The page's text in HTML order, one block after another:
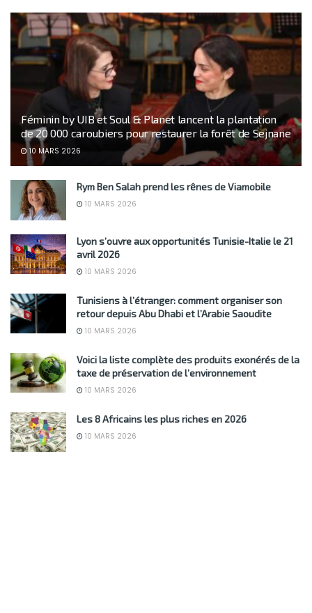
Féminin by UIB et Soul & Planet lancent la plantation
de 20 000 caroubiers pour restaurer la forêt de Sejnane
10 MARS 2026
Rym Ben Salah prend les rênes de Viamobile
10 MARS 2026
Lyon s’ouvre aux opportunités Tunisie-Italie le 21
avril 2026
10 MARS 2026
Tunisiens à l’étranger: comment organiser son
retour depuis Abu Dhabi et l’Arabie Saoudite
10 MARS 2026
Voici la liste complète des produits exonérés de la
taxe de préservation de l’environnement
10 MARS 2026
Les 8 Africains les plus riches en 2026
10 MARS 2026